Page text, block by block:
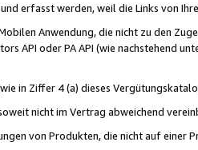
erfasst werden, weil die Links von
Anwendung, die nicht zu den
API oder PA API (wie nachstehend
in Ziffer 4 (a) dieses
nicht im Vertrag abweichend
von Produkten, die nicht auf einer